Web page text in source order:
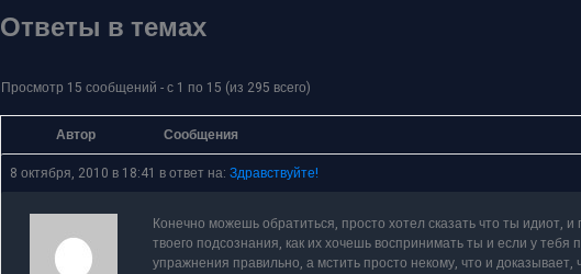
Ответы в темах
Просмотр 15 сообщений - с 1 по 15 (из 295 всего)
Автор
Сообщения
8 октября, 2010 в 18:41 в ответ на: Здравствуйте!
Конечно можешь обратиться, просто хотел сказать что ты идиот, и
твоего подсознания, как их хочешь воспринимать ты и если у
упражнения правильно, а мстить просто некому, что и доказывает,